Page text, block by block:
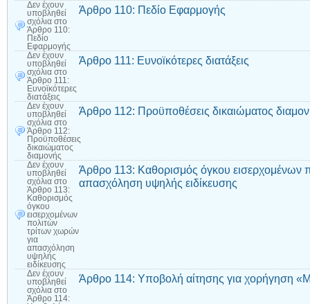
Δεν έχουν
υποβληθεί
σχόλια στο
Άρθρο 110:
Πεδίο
Εφαρμογής
Άρθρο 110: Πεδίο Εφαρμογής
Δεν έχουν
υποβληθεί
σχόλια στο
Άρθρο 111:
Ευνοϊκότερες
διατάξεις
Άρθρο 111: Ευνοϊκότερες διατάξεις
Δεν έχουν
υποβληθεί
σχόλια στο
Άρθρο 112:
Προϋποθέσεις
δικαιώματος
διαμονής
Άρθρο 112: Προϋποθέσεις δικαιώματος
Δεν έχουν
υποβληθεί
σχόλια στο
Άρθρο 113:
Καθορισμός
όγκου
εισερχομένων
πολιτών
τρίτων χωρών
για
απασχόληση
υψηλής
ειδίκευσης
Άρθρο 113: Καθορισμός όγκου εισερχομένων
απασχόληση υψηλής ειδίκευσης
Δεν έχουν
υποβληθεί
σχόλια στο
Άρθρο 114:
Άρθρο 114: Υποβολή αίτησης για χορήγηση